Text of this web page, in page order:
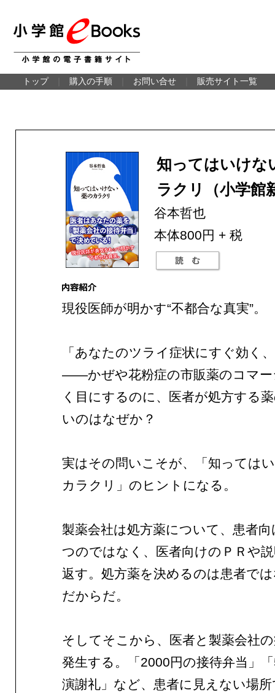
トップ 購入の手順 お問い合せ 販売サイト一覧
知ってはいけな
ラクリ（小学館
谷本哲也
本体800円 + 税
現役医師が明かす“不都合な真実”。
「あなたのツライ症状にすぐ効く
——かぜや花粉症の市販薬のコマー
く目にするのに、医者が処方する
いのはなぜか？
実はその問いこそが、「知っては
カラクリ」のヒントになる。
製薬会社は処方薬について、患者
つのではなく、医者向けのＰＲや
返す。処方薬を決めるのは患者で
だからだ。
そしてそこから、医者と製薬会社
発生する。「2000円の接待弁当」
演謝礼」など、患者に見えない場